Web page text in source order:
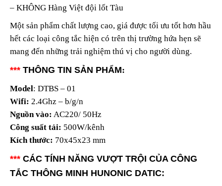
– KHÔNG Hàng Việt đội lốt Tàu
Một sản phẩm chất lượng cao, giá được tối ưu tốt hơn hầu
hết các loại công tắc hiện có trên thị trường hứa hẹn sẽ
mang đến những trải nghiệm thú vị cho người dùng.
*** THÔNG TIN SẢN PHẨM:
Model: DTBS – 01
Wifi: 2.4Ghz – b/g/n
Nguồn vào: AC220/ 50Hz
Công suất tải: 500W/kênh
Kích thước: 70x45x23 mm
*** CÁC TÍNH NĂNG VƯỢT TRỘI CỦA CÔNG
TẮC THÔNG MINH HUNONIC DATIC: